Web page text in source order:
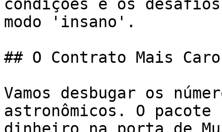
condições e os
modo 'insano'.
## O Contrato Mais
Vamos desbugar os
astronômicos. O pacote